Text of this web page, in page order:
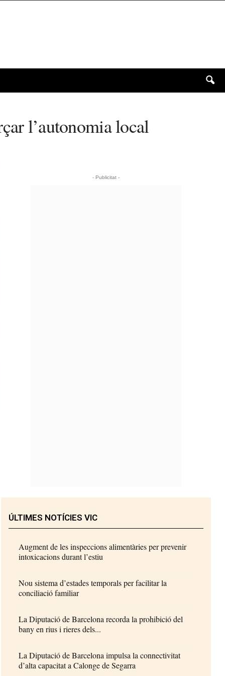
l’autonomia local
- Publicitat -
ÚLTIMES NOTÍCIES VIC
Augment de les inspeccions alimentàries per prevenir
intoxicacions durant l’estiu
Nou sistema d’estades temporals per facilitar la
conciliació familiar
La Diputació de Barcelona recorda la prohibició del
bany en rius i rieres dels...
La Diputació de Barcelona impulsa la connectivitat
d’alta capacitat a Calonge de Segarra